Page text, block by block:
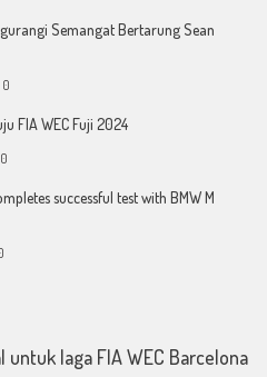
Semangat Bertarung Sean
0
FIA WEC Fuji 2024
0
successful test with BMW M
untuk laga FIA WEC Barcelona